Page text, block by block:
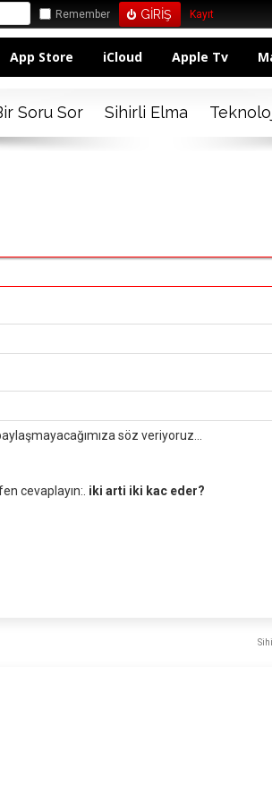
Remember Kayıt
App Store iCloud Apple Tv
Soru Sor Sihirli Elma
söz veriyoruz...
cevaplayın:. iki arti iki kac eder?